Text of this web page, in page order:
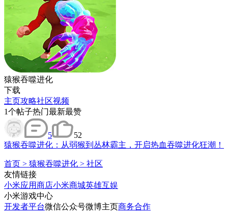
猿猴吞噬进化
下载
主页攻略社区视频
1个帖子热门最新最赞
5
52
猿猴吞噬进化：从弱猴到丛林霸主，开启热血吞噬进化狂潮！
首页 > 猿猴吞噬进化 > 社区
友情链接
小米应用商店小米商城英雄互娱
小米游戏中心
开发者平台微信公众号微博主页商务合作